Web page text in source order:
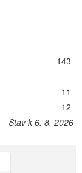
143
11
12
Stav k 6. 8. 2026